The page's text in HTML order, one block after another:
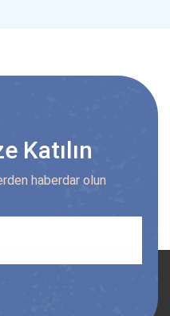
Katılın
haberdar olun